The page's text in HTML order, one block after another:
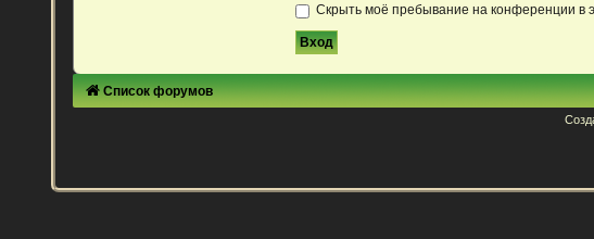
Скрыть моё пребывание на конференции в
Список форумов